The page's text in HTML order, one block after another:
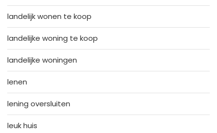
landelijk wonen te koop
landelijke woning te koop
landelijke woningen
lenen
lening oversluiten
leuk huis